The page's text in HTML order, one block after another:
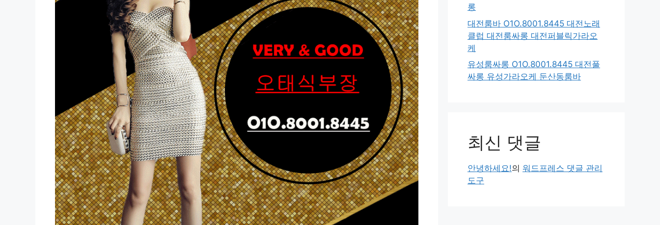
롱
대전룸바 O1O.8001.8445 대전노래
클럽 대전룸싸롱 대전퍼블릭가라오
케
유성룸싸롱 O1O.8001.8445 대전풀
싸롱 유성가라오케 둔산동룸바
최신 댓글
안녕하세요!의 워드프레스 댓글 관리
도구